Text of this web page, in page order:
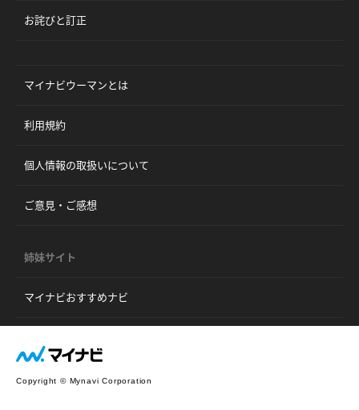
お詫びと訂正
マイナビウーマンとは
利用規約
個人情報の取扱いについて
ご意見・ご感想
姉妹サイト
マイナビおすすめナビ
Copyright © Mynavi Corporation